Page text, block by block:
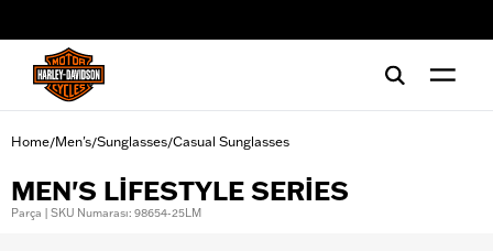
Home/Men's/Sunglasses/Casual Sunglasses
MEN'S LIFESTYLE SERIES
Parça | SKU Numarası: 98654-25LM